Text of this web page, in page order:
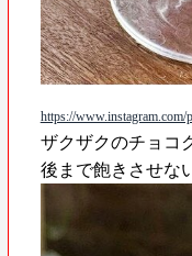
https://
ザクザクのチョコ
後まで飽きさせな